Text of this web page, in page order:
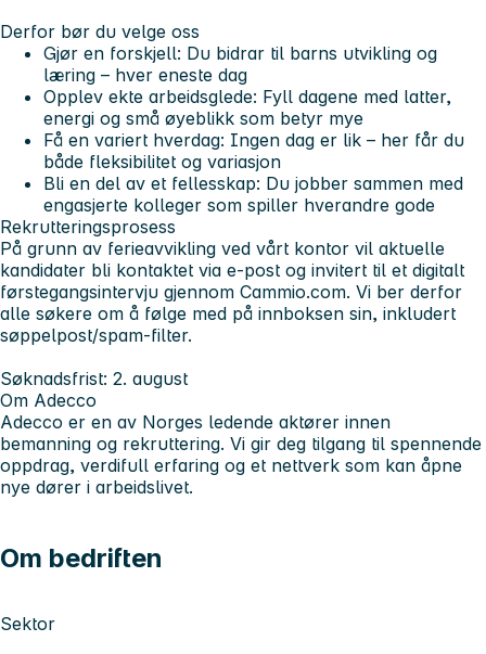
Derfor bør du velge oss
Gjør en forskjell: Du bidrar til barns utvikling og
læring – hver eneste dag
Opplev ekte arbeidsglede: Fyll dagene med latter,
energi og små øyeblikk som betyr mye
Få en variert hverdag: Ingen dag er lik – her får du
både fleksibilitet og variasjon
Bli en del av et fellesskap: Du jobber sammen med
engasjerte kolleger som spiller hverandre gode
Rekrutteringsprosess
På grunn av ferieavvikling ved vårt kontor vil aktuelle
kandidater bli kontaktet via e-post og invitert til et digitalt
førstegangsintervju gjennom Cammio.com. Vi ber derfor
alle søkere om å følge med på innboksen sin, inkludert
søppelpost/spam-filter.
Søknadsfrist: 2. august
Om Adecco
Adecco er en av Norges ledende aktører innen
bemanning og rekruttering. Vi gir deg tilgang til spennende
oppdrag, verdifull erfaring og et nettverk som kan åpne
nye dører i arbeidslivet.
Om bedriften
Sektor